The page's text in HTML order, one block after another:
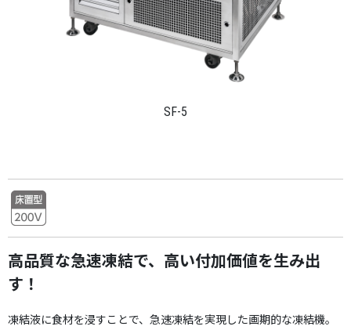
SF-5
高品質な急速凍結で、高い付加価値を生み出
す！
凍結液に食材を浸すことで、急速凍結を実現した画期的な凍結機。